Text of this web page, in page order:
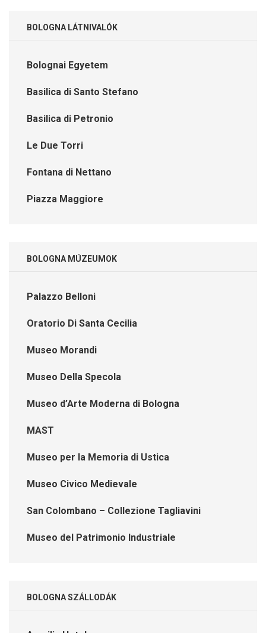
BOLOGNA LÁTNIVALÓK
Bolognai Egyetem
Basilica di Santo Stefano
Basilica di Petronio
Le Due Torri
Fontana di Nettano
Piazza Maggiore
BOLOGNA MÚZEUMOK
Palazzo Belloni
Oratorio Di Santa Cecilia
Museo Morandi
Museo Della Specola
Museo d’Arte Moderna di Bologna
MAST
Museo per la Memoria di Ustica
Museo Civico Medievale
San Colombano – Collezione Tagliavini
Museo del Patrimonio Industriale
BOLOGNA SZÁLLODÁK